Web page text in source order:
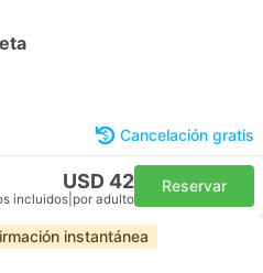
Cancelación gratis
USD 42
incluidos por adulto
Reservar
instantánea